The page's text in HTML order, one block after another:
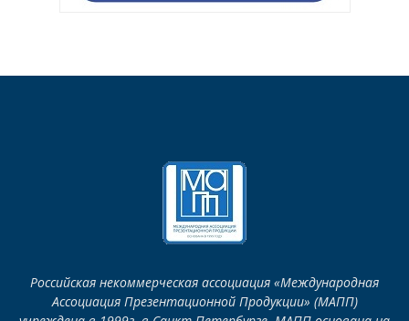
Российская некоммерческая ассоциация «Международная
Ассоциация Презентационной Продукции» (МАПП)